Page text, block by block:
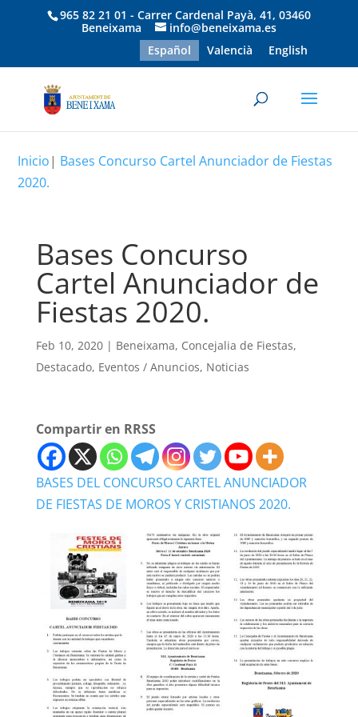
965 82 21 01 - Carrer Cardenal Payà, 41, 03460
Beneixama
info@beneixama.es
Español
Valencià English
Inicio| Bases Concurso Cartel Anunciador de Fiestas
2020.
Bases Concurso
Cartel Anunciador de
Fiestas 2020.
Feb 10, 2020| Beneixama, Concejalia de Fiestas,
Destacado, Eventos / Anuncios, Noticias
Compartir en RRSS
BASES DEL CONCURSO CARTEL ANUNCIADOR
DE FIESTAS DE MOROS Y CRISTIANOS 2020.